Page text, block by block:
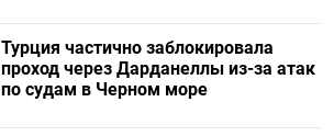
Турция частично заблокировала
проход через Дарданеллы из-за атак
по судам в Черном море